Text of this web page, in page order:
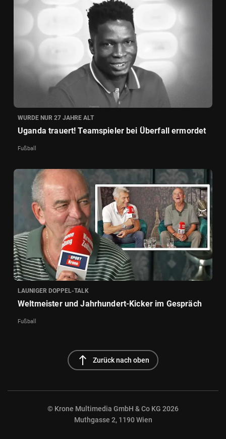
WURDE NUR 27 JAHRE ALT
Uganda trauert! Teamspieler bei Überfall ermordet
Fußball
LAUNIGER DOPPEL-TALK
Weltmeister und Jahrhundert-Kicker im Gespräch
Fußball
north Zurück nach oben
© Krone Multimedia GmbH & Co KG 2026
Muthgasse 2, 1190 Wien